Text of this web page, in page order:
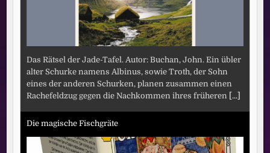
Das Rätsel der Jade-Tafel. Autor: Buchan, John. Ein übler
alter Schurke namens Albinus, sowie Troth, der Sohn
eines der anderen Schurken, planen zusammen einen
Rachefeldzug gegen die Nachkommen ihres früheren [...]
Die magische Fischgräte